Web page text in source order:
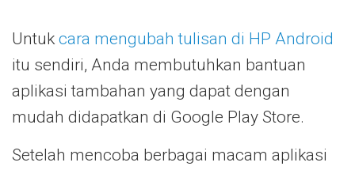
Untuk cara mengubah tulisan di HP Android
itu sendiri, Anda membutuhkan bantuan
aplikasi tambahan yang dapat dengan
mudah didapatkan di Google Play Store.
Setelah mencoba berbagai macam aplikasi